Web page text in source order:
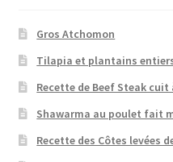
Gros Atchomon
Tilapia et plantains
Recette de Beef Steak cuit
Shawarma au poulet fait
Recette des Côtes levées